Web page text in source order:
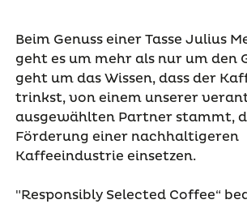
Beim Genuss einer Tasse Julius
geht es um mehr als nur um den
geht um das Wissen, dass der
trinkst, von einem unserer
ausgewählten Partner stammt,
Förderung einer nachhaltigeren
Kaffeeindustrie einsetzen.
"Responsibly Selected Coffee“